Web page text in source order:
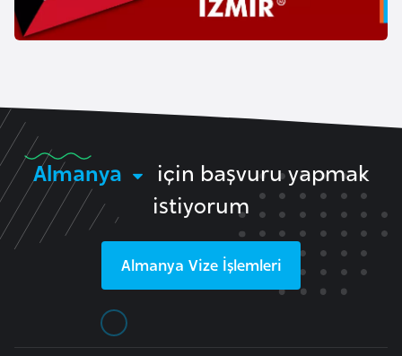
Almanya
için başvuru yapmak
istiyorum
Almanya Vize İşlemleri
k
r
i
K
o
g